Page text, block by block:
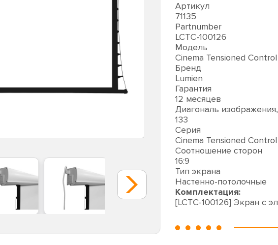
Артикул
71135
Partnumber
LCTC-100126
Модель
Cinema Tensioned Control
Бренд
Lumien
Гарантия
12 месяцев
Диагональ
133
Серия
Cinema Tensioned Control
Соотношение сторон
16:9
Тип экрана
Настенно-потолочные
Комплектация:
[LCTC-100126] Экран с